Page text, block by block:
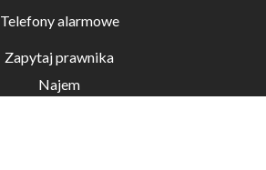
Telefony alarmowe
Zapytaj prawnika
Najem